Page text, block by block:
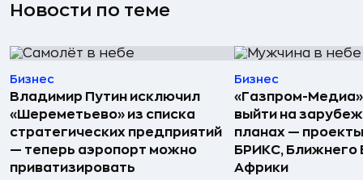
Новости по теме
Бизнес
Владимир Путин исключил
«Шереметьево» из списка
стратегических предприятий
— теперь аэропорт можно
приватизировать
Бизнес
«Газпром-Медиа»
выйти на
планах —
БРИКС, Ближнего
Африки